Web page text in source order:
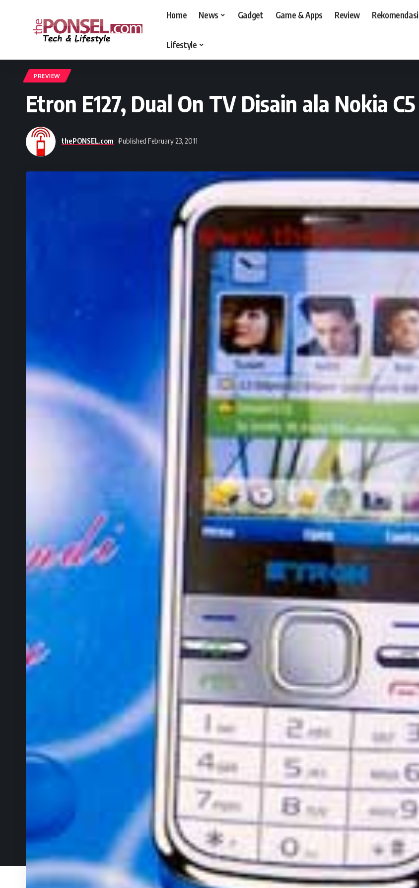
Home News Gadget Game & Apps Review Rekomendasi
Lifestyle
PREVIEW
Etron E127, Dual On TV Disain ala Nokia C5
thePONSEL.com Published February 23, 2011